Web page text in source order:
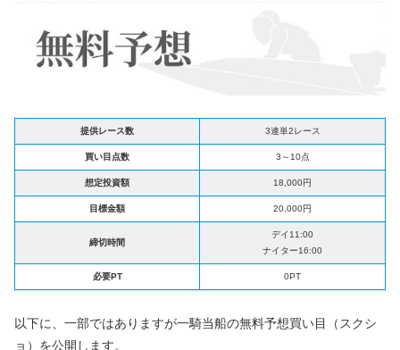
提供レース数 3連単2レース
買い目点数 3～10点
想定投資額 18,000円
目標金額 20,000円
締切時間
デイ11:00
ナイター16:00
必要PT 0PT
以下に、一部ではありますが一騎当船の無料予想買い目（スクシ
ョ）を公開します。